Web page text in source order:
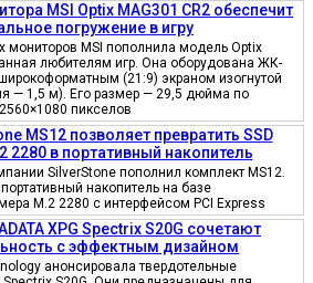
MSI Optix MAG301 CR2 обеспечит
погружение в игру
мониторов MSI пополнила модель Optix
любителям игр. Она оборудована ЖК-
(21:9) экраном изогнутой
— 1,5 м). Его размер — 29,5 дюйма по
пикселов
MS12 позволяет превратить SSD
2280 в портативный накопитель
SilverStone пополнил комплект MS12.
накопитель на базе
M.2 2280 с интерфейсом PCI Express
XPG Spectrix S20G сочетают
с эффектным дизайном
анонсировала твердотельные